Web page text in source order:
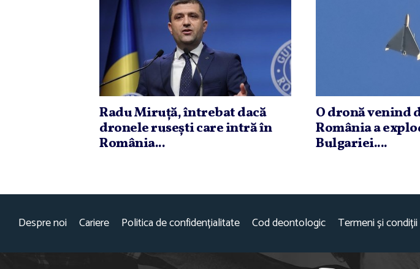
Radu Miruţă, întrebat dacă
dronele ruseşti care intră în
România...
O dronă venind
România a
Bulgariei....
Despre noi Cariere Politica de confidențialitate Cod deontologic Termeni și condiții